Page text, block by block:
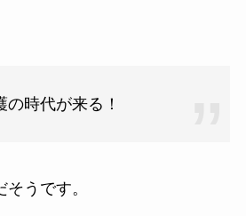
の時代が来る！
うです。